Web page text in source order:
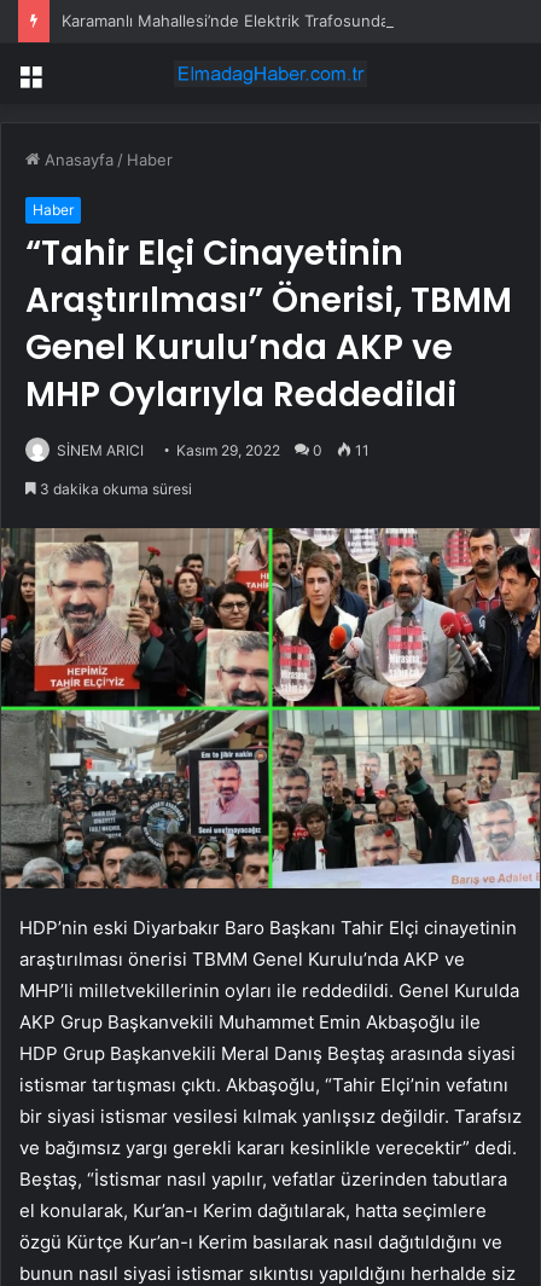
Menü
Anasayfa / Haber
Haber
“Tahir Elçi Cinayetinin
Araştırılması” Önerisi, TBMM
Genel Kurulu’nda AKP ve
MHP Oylarıyla Reddedildi
SİNEM ARICI Kasım 29, 2022 0 11
3 dakika okuma süresi
HDP’nin eski Diyarbakır Baro Başkanı Tahir Elçi cinayetinin
araştırılması önerisi TBMM Genel Kurulu’nda AKP ve
MHP’li milletvekillerinin oyları ile reddedildi. Genel Kurulda
AKP Grup Başkanvekili Muhammet Emin Akbaşoğlu ile
HDP Grup Başkanvekili Meral Danış Beştaş arasında siyasi
istismar tartışması çıktı. Akbaşoğlu, “Tahir Elçi’nin vefatını
bir siyasi istismar vesilesi kılmak yanlışsız değildir. Tarafsız
ve bağımsız yargı gerekli kararı kesinlikle verecektir” dedi.
Beştaş, “İstismar nasıl yapılır, vefatlar üzerinden tabutlara
el konularak, Kur’an-ı Kerim dağıtılarak, hatta seçimlere
özgü Kürtçe Kur’an-ı Kerim basılarak nasıl dağıtıldığını ve
bunun nasıl siyasi istismar sıkıntısı yapıldığını herhalde siz